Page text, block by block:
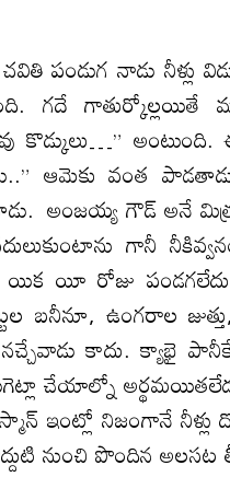
పండుగ నాడు నీళ్లు
గాతుర్కోల్లయితే
కొడ్కులు…”
ఆమెకు వంత
అంజయ్య గౌడ్ అనే
గానీ
యీ రోజు పండగలేదు
బనీనూ, ఉంగరాల
కాదు. క్యాభై
చేయాల్నో
ఇంట్లో నిజంగానే
నుంచి పొందిన అలసట